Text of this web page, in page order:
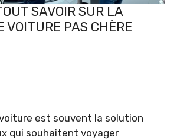
SAVOIR SUR LA
VOITURE PAS CHÈRE
est souvent la solution
qui souhaitent voyager